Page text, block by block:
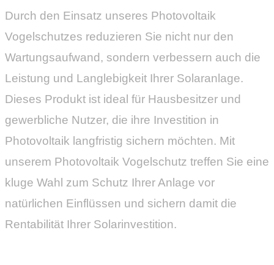
Durch den Einsatz unseres Photovoltaik
Vogelschutzes reduzieren Sie nicht nur den
Wartungsaufwand, sondern verbessern auch die
Leistung und Langlebigkeit Ihrer Solaranlage.
Dieses Produkt ist ideal für Hausbesitzer und
gewerbliche Nutzer, die ihre Investition in
Photovoltaik langfristig sichern möchten. Mit
unserem Photovoltaik Vogelschutz treffen Sie eine
kluge Wahl zum Schutz Ihrer Anlage vor
natürlichen Einflüssen und sichern damit die
Rentabilität Ihrer Solarinvestition.